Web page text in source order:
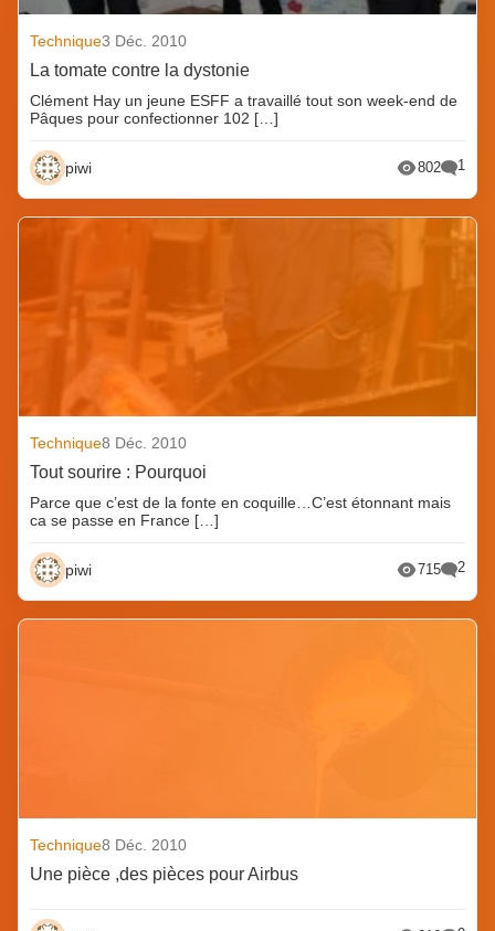
Technique3 Déc. 2010
La tomate contre la dystonie
Clément Hay un jeune ESFF a travaillé tout son week-end de
Pâques pour confectionner 102 […]
piwi 802 1
Technique8 Déc. 2010
Tout sourire : Pourquoi
Parce que c’est de la fonte en coquille…C’est étonnant mais
ca se passe en France […]
piwi 715 2
Technique8 Déc. 2010
Une pièce ,des pièces pour Airbus